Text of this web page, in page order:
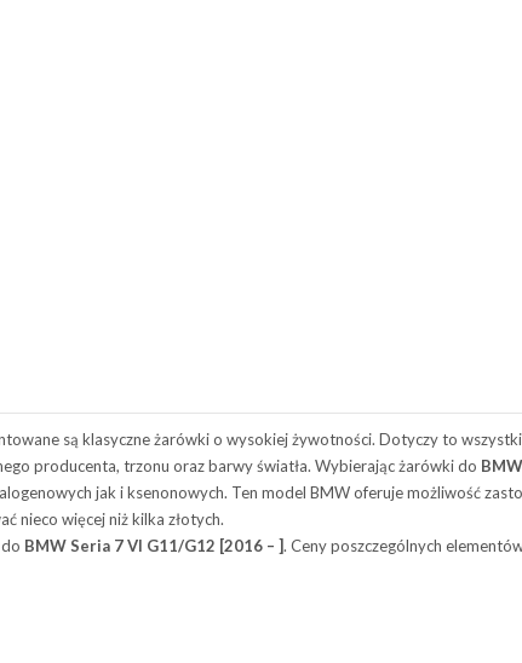
są klasyczne żarówki o wysokiej żywotności. Dotyczy to
producenta, trzonu oraz barwy światła. Wybierając żarówki do
jak i ksenonowych. Ten model BMW oferuje możliwość
nieco więcej niż kilka złotych.
BMW Seria 7 VI G11/G12 [2016 – ]. Ceny poszczególnych